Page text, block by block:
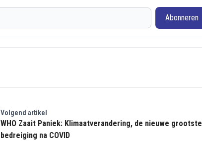
Abonneren
Volgend artikel
WHO Zaait Paniek: Klimaatverandering, de nieuwe grootste
bedreiging na COVID